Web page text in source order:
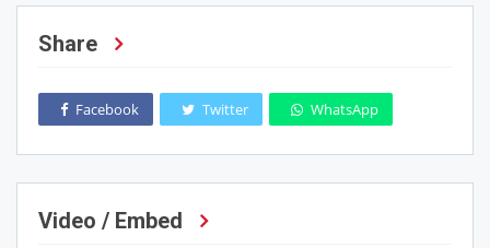
Share
Facebook Twitter WhatsApp
Video / Embed